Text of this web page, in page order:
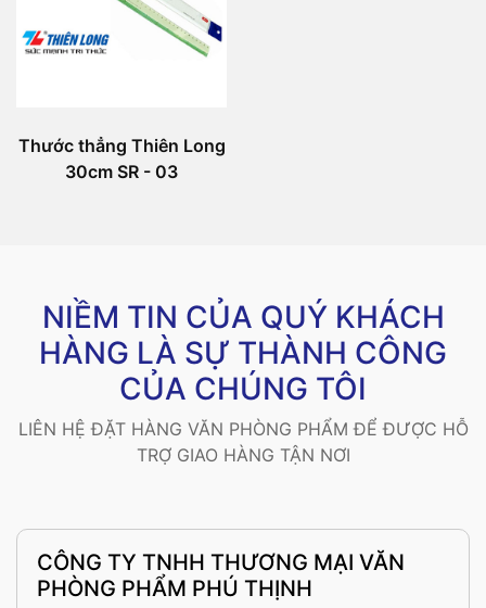
Thước thẳng Thiên Long
30cm SR - 03
NIỀM TIN CỦA QUÝ KHÁCH
HÀNG LÀ SỰ THÀNH CÔNG
CỦA CHÚNG TÔI
LIÊN HỆ ĐẶT HÀNG VĂN PHÒNG PHẨM ĐỂ ĐƯỢC HỖ
TRỢ GIAO HÀNG TẬN NƠI
CÔNG TY TNHH THƯƠNG MẠI VĂN
PHÒNG PHẨM PHÚ THỊNH